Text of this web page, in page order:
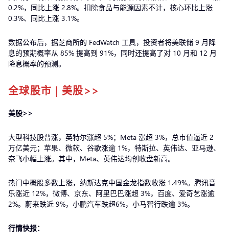
0.2%，同比上涨 2.8%。扣除食品与能源因素不计，核心环比上涨
0.3%、同比上涨 3.1%。
数据公布后，据芝商所的 FedWatch 工具，投资者将美联储 9 月降
息的预期概率从 85% 提高到 91%，同时还提高了对 10 月和 12 月
降息概率的预测。
全球股市 | 美股>>
美股>>
大型科技股普涨，英特尔涨超 5%；Meta 涨超 3%，总市值逼近 2
万亿美元；苹果、微软、谷歌涨逾 1%，特斯拉、英伟达、亚马逊、
奈飞小幅上涨。其中，Meta、英伟达均创收盘新高。
热门中概股多数上涨，纳斯达克中国金龙指数收涨 1.49%。腾讯音
乐涨近 12%，微博、京东、阿里巴巴涨超 3%，百度、爱奇艺涨逾
2%。蔚来跌近 9%，小鹏汽车跌超6%，小马智行跌逾 3%。
行情快报：